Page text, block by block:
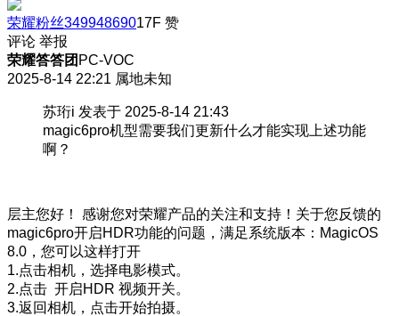
荣耀粉丝34994869017F 赞
评论 举报
荣耀答答团 PC-VOC
2025-8-14 22:21 属地未知
苏珩i 发表于 2025-8-14 21:43
magic6pro机型需要我们更新什么才能实现上述功能
啊？
层主您好！ 感谢您对荣耀产品的关注和支持！关于您反馈的
magic6pro开启HDR功能的问题，满足系统版本：MagicOS
8.0，您可以这样打开
1.点击相机，选择电影模式。
2.点击 开启HDR 视频开关。
3.返回相机，点击开始拍摄。